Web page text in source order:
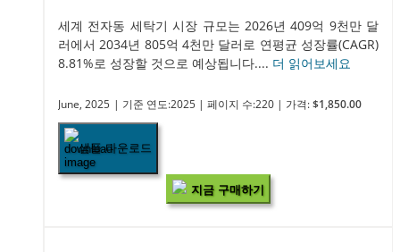
세계 전자동 세탁기 시장 규모는 2026년 409억 9천만 달
러에서 2034년 805억 4천만 달러로 연평균 성장률(CAGR)
8.81%로 성장할 것으로 예상됩니다.... 더 읽어보세요
June, 2025 | 기준 연도:2025 | 페이지 수:220 | 가격: $1,850.00
샘플 다운로드
지금 구매하기